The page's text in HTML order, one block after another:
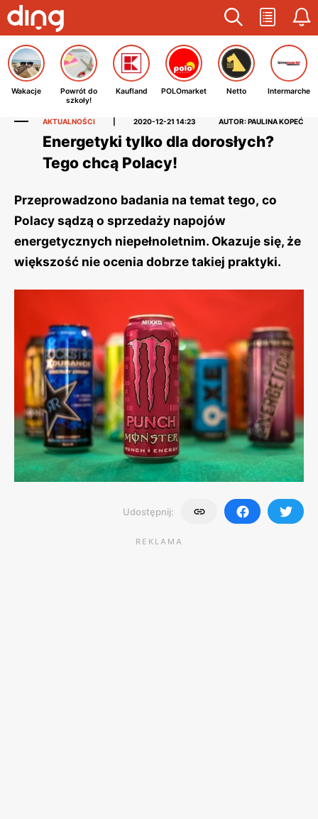
Wakacje
Powrót do
szkoły!
Kaufland POLOmarket Netto Intermarche
AKTUALNOŚCI 2020-12-21 14:23 AUTOR: PAULINA KOPEĆ
Energetyki tylko dla dorosłych?
Tego chcą Polacy!
Przeprowadzono badania na temat tego, co
Polacy sądzą o sprzedaży napojów
energetycznych niepełnoletnim. Okazuje się, że
większość nie ocenia dobrze takiej praktyki.
Udostępnij:
REKLAMA